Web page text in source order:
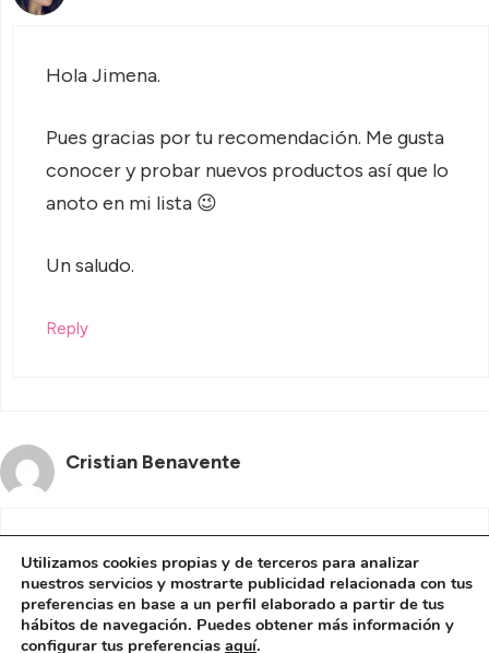
Hola Jimena.
Pues gracias por tu recomendación. Me gusta
conocer y probar nuevos productos así que lo
anoto en mi lista 😉
Un saludo.
Reply
Cristian Benavente
A mi me gusta el shampoo timotei,y necesito
saber donde puedo encontrarlo en Santiago de
chile,por favor si me pueden ayudar a
Utilizamos cookies propias y de terceros para analizar
nuestros servicios y mostrarte publicidad relacionada con tus
preferencias en base a un perfil elaborado a partir de tus
hábitos de navegación. Puedes obtener más información y
configurar tus preferencias aquí.